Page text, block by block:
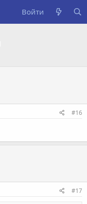
Войти
#16
#17